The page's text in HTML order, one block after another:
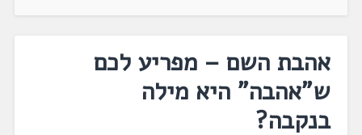
אהבת השם – מפריע לכם
ש"אהבה" היא מילה
בנקבה?